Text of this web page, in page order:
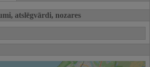
atslēgvārdi, nozares